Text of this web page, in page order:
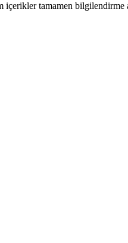
tamamen bilgilendirme